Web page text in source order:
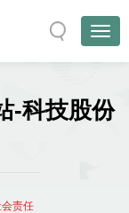
-科技股份
责任